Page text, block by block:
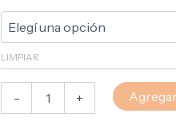
LIMPIAR
- +